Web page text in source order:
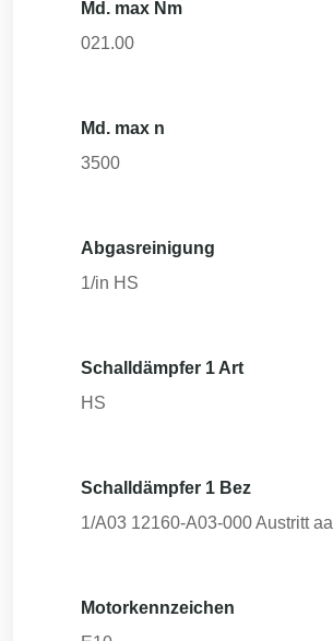
Md. max Nm
021.00
Md. max n
3500
Abgasreinigung
1/in HS
Schalldämpfer 1 Art
HS
Schalldämpfer 1 Bez
1/A03 12160-A03-000 Austritt aa
Motorkennzeichen